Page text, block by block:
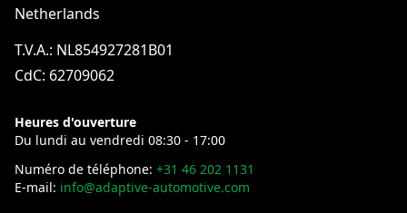
Netherlands
T.V.A.: NL854927281B01
CdC: 62709062
Heures d'ouverture
Du lundi au vendredi 08:30 - 17:00
Numéro de téléphone: +31 46 202 1131
E-mail: info@adaptive-automotive.com